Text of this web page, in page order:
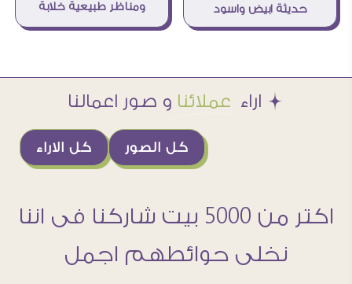
حديثة ابيض واسود
ومناظر طبيعية خلابة
Æ اراء عملائنا و صور اعمالنا
كل الاراء كل الصور
اكتر من 5000 بيت شاركنا فى اننا
نخلى حوائطهم اجمل